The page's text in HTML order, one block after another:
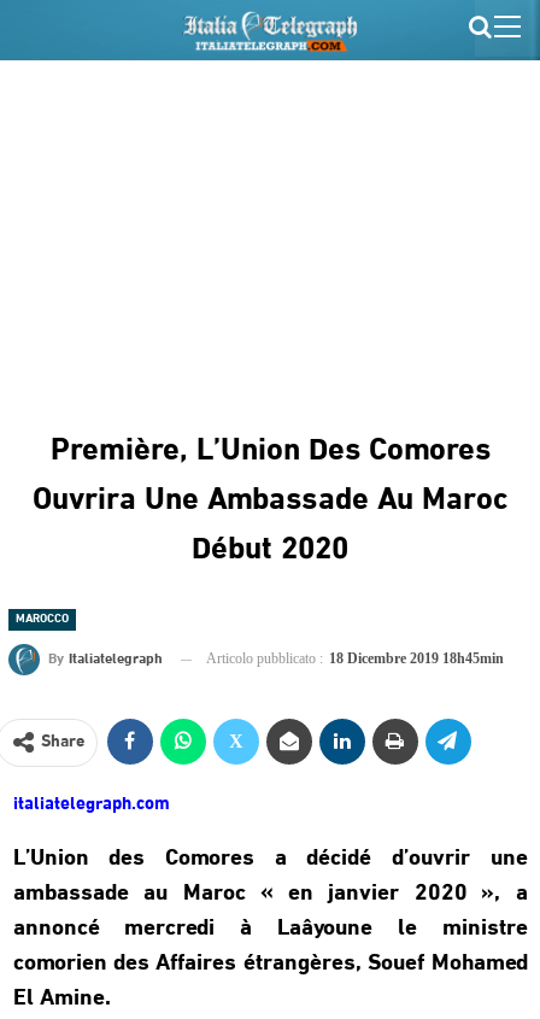
Première, L’Union Des Comores
Ouvrira Une Ambassade Au Maroc
Début 2020
MAROCCO
By Italiatelegraph Articolo pubblicato : 18 Dicembre 2019 18h45min
Share
italiatelegraph.com
L’Union des Comores a décidé d’ouvrir une
ambassade au Maroc « en janvier 2020 », a
annoncé mercredi à Laâyoune le ministre
comorien des Affaires étrangères, Souef Mohamed
El Amine.